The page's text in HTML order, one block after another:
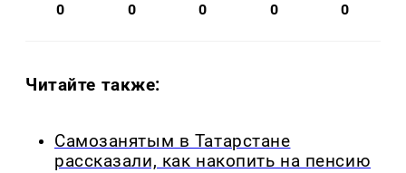
0 0 0 0 0
Читайте также:
Самозанятым в Татарстане
рассказали, как накопить на пенсию